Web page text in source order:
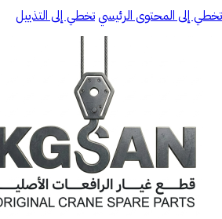
تخطي إلى المحتوى الرئيسيتخطي إلى التذييل